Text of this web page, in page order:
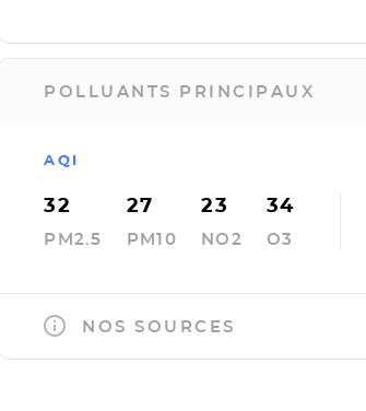
POLLUANTS PRINCIPAUX
AQI
32
PM2.5
27
PM10
23
NO2
34
O3
NOS SOURCES